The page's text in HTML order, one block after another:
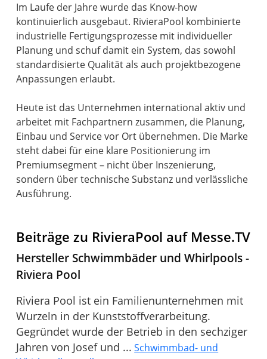
Im Laufe der Jahre wurde das Know-how
kontinuierlich ausgebaut. RivieraPool kombinierte
industrielle Fertigungsprozesse mit individueller
Planung und schuf damit ein System, das sowohl
standardisierte Qualität als auch projektbezogene
Anpassungen erlaubt.
Heute ist das Unternehmen international aktiv und
arbeitet mit Fachpartnern zusammen, die Planung,
Einbau und Service vor Ort übernehmen. Die Marke
steht dabei für eine klare Positionierung im
Premiumsegment – nicht über Inszenierung,
sondern über technische Substanz und verlässliche
Ausführung.
Beiträge zu RivieraPool auf Messe.TV
Hersteller Schwimmbäder und Whirlpools -
Riviera Pool
Riviera Pool ist ein Familienunternehmen mit
Wurzeln in der Kunststoffverarbeitung.
Gegründet wurde der Betrieb in den sechziger
Jahren von Josef und ... Schwimmbad- und